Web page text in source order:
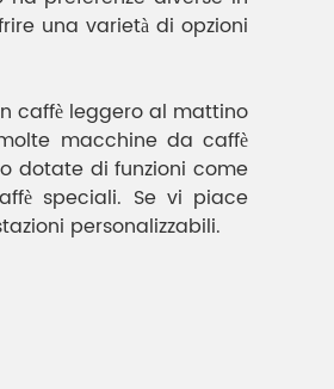
una varietà di opzioni
caffè leggero al mattino
macchine da caffè
dotate di funzioni come
speciali. Se vi piace
personalizzabili.